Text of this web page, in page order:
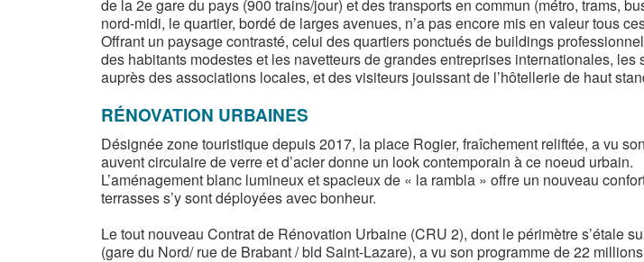
de la 2e gare du pays (900 trains/jour) et des transports en commun (métro, trams,
nord-midi, le quartier, bordé de larges avenues, n’a pas encore mis en valeur tous
Offrant un paysage contrasté, celui des quartiers ponctués de buildings
des habitants modestes et les navetteurs de grandes entreprises internationales, les
auprès des associations locales, et des visiteurs jouissant de l’hôtellerie de haut
RÉNOVATION URBAINES
Désignée zone touristique depuis 2017, la place Rogier, fraîchement reliftée, a vu
auvent circulaire de verre et d’acier donne un look contemporain à ce noeud urbain.
L’aménagement blanc lumineux et spacieux de « la rambla » offre un nouveau
terrasses s’y sont déployées avec bonheur.
Le tout nouveau Contrat de Rénovation Urbaine (CRU 2), dont le périmètre s’étale
(gare du Nord/ rue de Brabant / bld Saint-Lazare), a vu son programme de 22